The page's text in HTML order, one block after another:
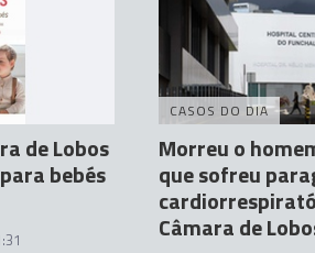
de Lobos
bebés
CASOS DO DIA
Morreu o
que sofreu
Câmara de